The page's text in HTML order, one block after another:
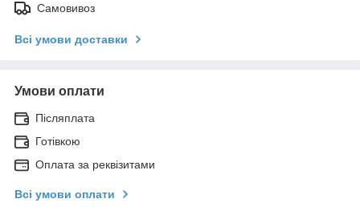
Самовивоз
Всі умови доставки
Умови оплати
Післяплата
Готівкою
Оплата за реквізитами
Всі умови оплати